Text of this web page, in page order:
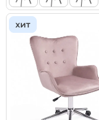
хит